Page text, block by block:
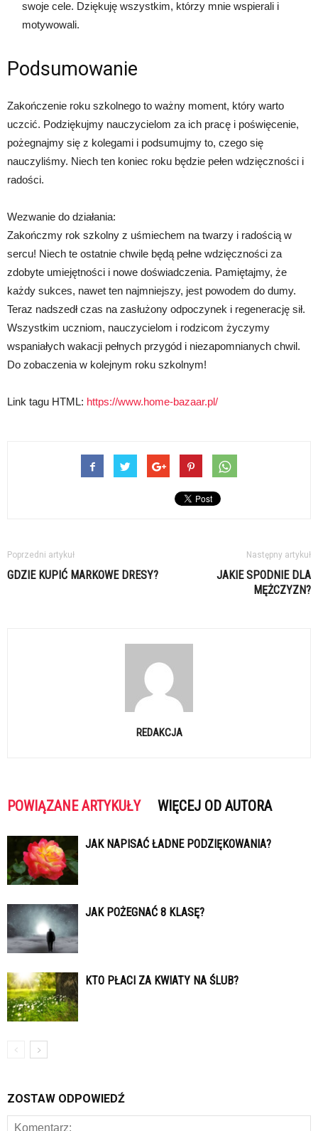
swoje cele. Dziękuję wszystkim, którzy mnie wspierali i
motywowali.
Podsumowanie
Zakończenie roku szkolnego to ważny moment, który warto
uczcić. Podziękujmy nauczycielom za ich pracę i poświęcenie,
pożegnajmy się z kolegami i podsumujmy to, czego się
nauczyliśmy. Niech ten koniec roku będzie pełen wdzięczności i
radości.
Wezwanie do działania:
Zakończmy rok szkolny z uśmiechem na twarzy i radością w
sercu! Niech te ostatnie chwile będą pełne wdzięczności za
zdobyte umiejętności i nowe doświadczenia. Pamiętajmy, że
każdy sukces, nawet ten najmniejszy, jest powodem do dumy.
Teraz nadszedł czas na zasłużony odpoczynek i regenerację sił.
Wszystkim uczniom, nauczycielom i rodzicom życzymy
wspaniałych wakacji pełnych przygód i niezapomnianych chwil.
Do zobaczenia w kolejnym roku szkolnym!
Link tagu HTML: https://www.home-bazaar.pl/
Poprzedni artykuł
GDZIE KUPIĆ MARKOWE DRESY?
Następny artykuł
JAKIE SPODNIE DLA
MĘŻCZYZN?
REDAKCJA
POWIĄZANE ARTYKUŁY WIĘCEJ OD AUTORA
JAK NAPISAĆ ŁADNE PODZIĘKOWANIA?
JAK POŻEGNAĆ 8 KLASĘ?
KTO PŁACI ZA KWIATY NA ŚLUB?
ZOSTAW ODPOWIEDŹ